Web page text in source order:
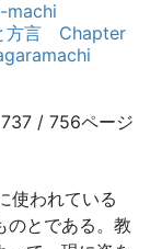
方言 Chapter
/ 756ページ
使われている
のとである。教